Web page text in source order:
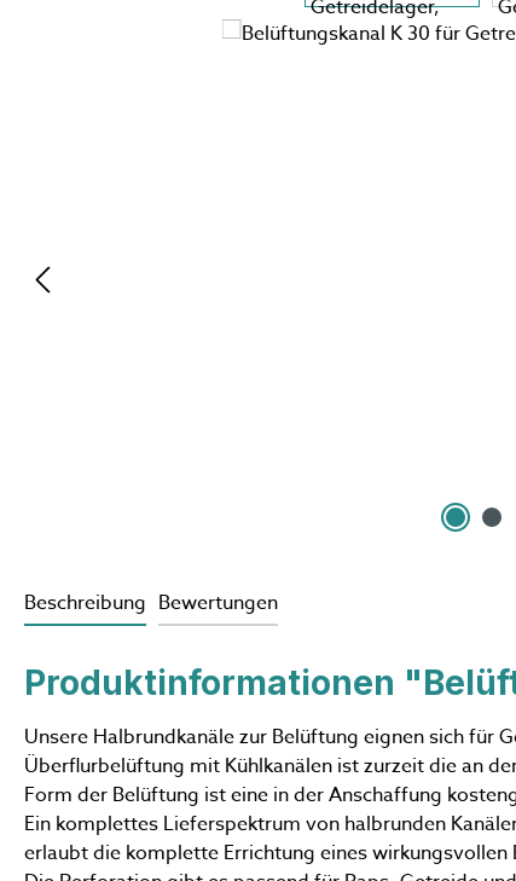
Beschreibung Bewertungen
Produktinformationen
Unsere Halbrundkanäle zur Belüftung eignen sich für
Überflurbelüftung mit Kühlkanälen ist zurzeit die an
Form der Belüftung ist eine in der Anschaffung
Ein komplettes Lieferspektrum von halbrunden
erlaubt die komplette Errichtung eines